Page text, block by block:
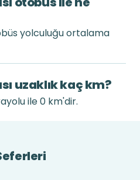
yolculuğu ortalama
uzaklık kaç km?
ile 0 km'dir.